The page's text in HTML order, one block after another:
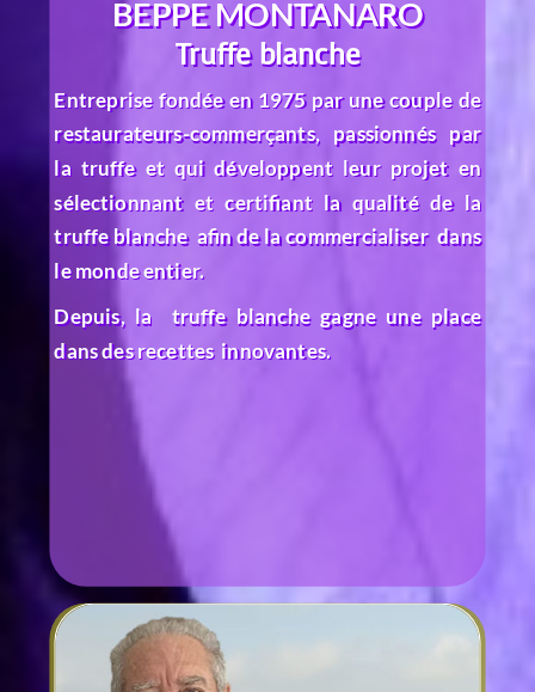
BEPPE MONTANARO
Truffe blanche
Entreprise fondée en 1975 par une couple de
restaurateurs-commerçants, passionnés par
la truffe et qui développent leur projet en
sélectionnant et certifiant la qualité de la
truffe blanche afin de la commercialiser dans
le monde entier.
Depuis, la truffe blanche gagne une place
dans des recettes innovantes.